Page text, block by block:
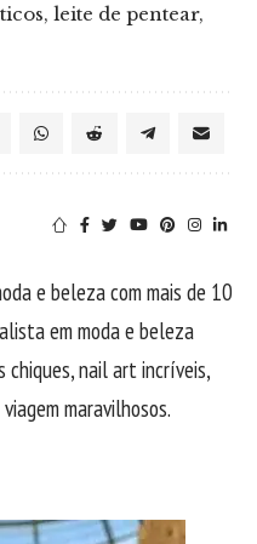
, leite de pentear,
e beleza com mais de 10
em moda e beleza
chiques, nail art incríveis,
maravilhosos.